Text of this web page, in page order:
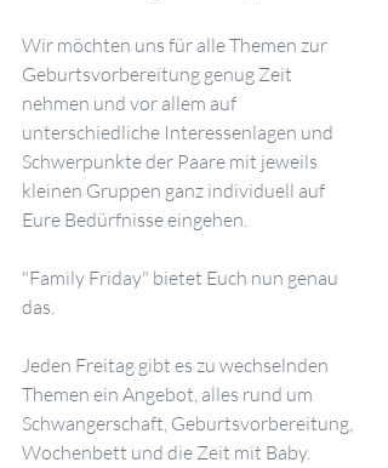
Wir möchten uns für alle Themen zur
Geburtsvorbereitung genug Zeit
nehmen und vor allem auf
unterschiedliche Interessenlagen und
Schwerpunkte der Paare mit jeweils
kleinen Gruppen ganz individuell auf
Eure Bedürfnisse eingehen.
"Family Friday" bietet Euch nun genau
das.
Jeden Freitag gibt es zu wechselnden
Themen ein Angebot, alles rund um
Schwangerschaft, Geburtsvorbereitung,
Wochenbett und die Zeit mit Baby.